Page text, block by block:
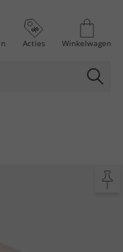
Acties Winkelwagen